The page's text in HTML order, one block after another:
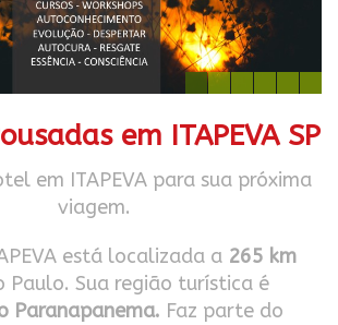
em ITAPEVA SP
em ITAPEVA para sua próxima
viagem.
está localizada a 265 km
Paulo. Sua região turística é
Paranapanema. Faz parte do